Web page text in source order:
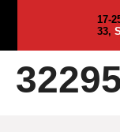
17-
33,